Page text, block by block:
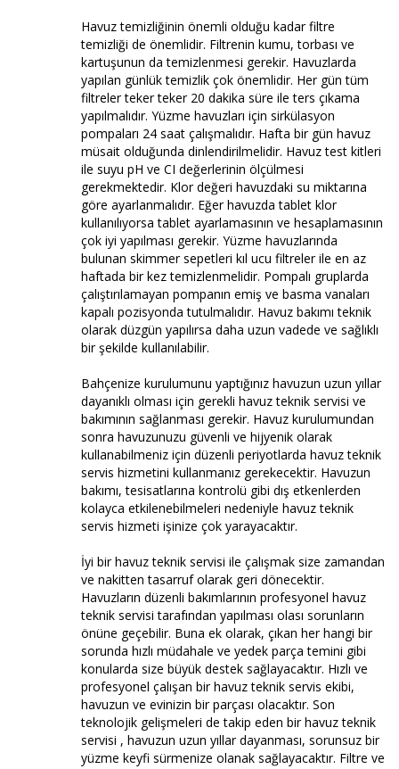
Havuz temizliğinin önemli olduğu kadar filtre
temizliği de önemlidir. Filtrenin kumu, torbası ve
kartuşunun da temizlenmesi gerekir. Havuzlarda
yapılan günlük temizlik çok önemlidir. Her gün tüm
filtreler teker teker 20 dakika süre ile ters çıkama
yapılmalıdır. Yüzme havuzları için sirkülasyon
pompaları 24 saat çalışmalıdır. Hafta bir gün havuz
müsait olduğunda dinlendirilmelidir. Havuz test kitleri
ile suyu pH ve CI değerlerinin ölçülmesi
gerekmektedir. Klor değeri havuzdaki su miktarına
göre ayarlanmalıdır. Eğer havuzda tablet klor
kullanılıyorsa tablet ayarlamasının ve hesaplamasının
çok iyi yapılması gerekir. Yüzme havuzlarında
bulunan skimmer sepetleri kıl ucu filtreler ile en az
haftada bir kez temizlenmelidir. Pompalı gruplarda
çalıştırılamayan pompanın emiş ve basma vanaları
kapalı pozisyonda tutulmalıdır. Havuz bakımı teknik
olarak düzgün yapılırsa daha uzun vadede ve sağlıklı
bir şekilde kullanılabilir.
Bahçenize kurulumunu yaptığınız havuzun uzun yıllar
dayanıklı olması için gerekli havuz teknik servisi ve
bakımının sağlanması gerekir. Havuz kurulumundan
sonra havuzunuzu güvenli ve hijyenik olarak
kullanabilmeniz için düzenli periyotlarda havuz teknik
servis hizmetini kullanmanız gerekecektir. Havuzun
bakımı, tesisatlarına kontrolü gibi dış etkenlerden
kolayca etkilenebilmeleri nedeniyle havuz teknik
servis hizmeti işinize çok yarayacaktır.
İyi bir havuz teknik servisi ile çalışmak size zamandan
ve nakitten tasarruf olarak geri dönecektir.
Havuzların düzenli bakımlarının profesyonel havuz
teknik servisi tarafından yapılması olası sorunların
önüne geçebilir. Buna ek olarak, çıkan her hangi bir
sorunda hızlı müdahale ve yedek parça temini gibi
konularda size büyük destek sağlayacaktır. Hızlı ve
profesyonel çalışan bir havuz teknik servis ekibi,
havuzun ve evinizin bir parçası olacaktır. Son
teknolojik gelişmeleri de takip eden bir havuz teknik
servisi , havuzun uzun yıllar dayanması, sorunsuz bir
yüzme keyfi sürmenize olanak sağlayacaktır. Filtre ve